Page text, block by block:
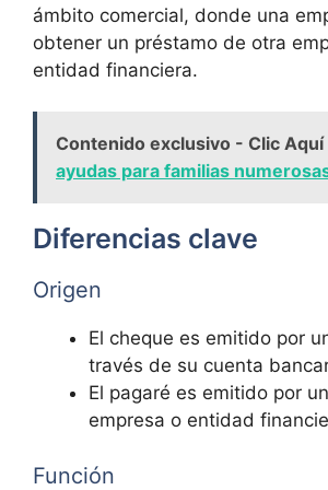
ámbito comercial, donde una
obtener un préstamo de otra
entidad financiera.
Contenido exclusivo - Clic Aquí
ayudas para familias
Diferencias clave
Origen
El cheque es emitido por
través de su cuenta
El pagaré es emitido por
empresa o entidad
Función